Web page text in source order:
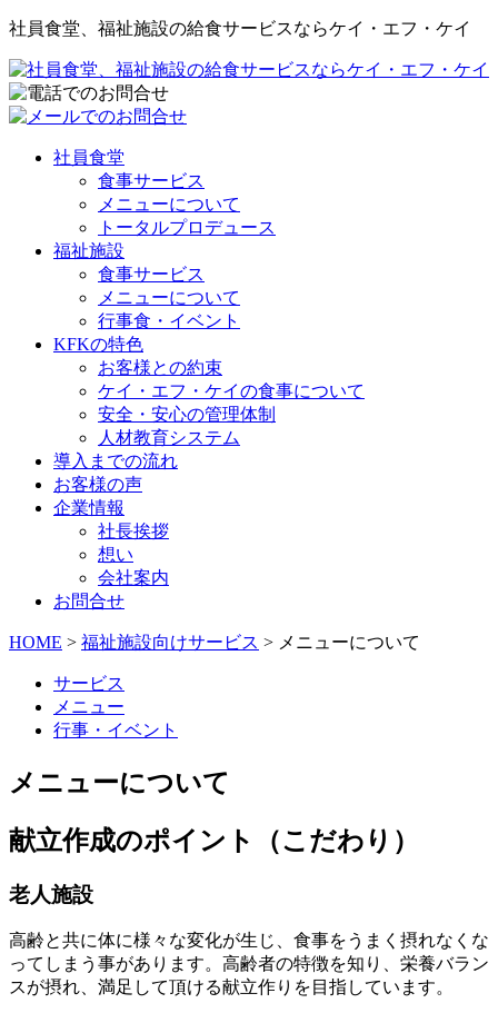
社員食堂、福祉施設の給食サービスならケイ・エフ・ケイ
社員食堂
食事サービス
メニューについて
トータルプロデュース
福祉施設
食事サービス
メニューについて
行事食・イベント
KFKの特色
お客様との約束
ケイ・エフ・ケイの食事について
安全・安心の管理体制
人材教育システム
導入までの流れ
お客様の声
企業情報
社長挨拶
想い
会社案内
お問合せ
HOME > 福祉施設向けサービス > メニューについて
サービス
メニュー
行事・イベント
メニューについて
献立作成のポイント（こだわり）
老人施設
高齢と共に体に様々な変化が生じ、食事をうまく摂れなくな
ってしまう事があります。高齢者の特徴を知り、栄養バラン
スが摂れ、満足して頂ける献立作りを目指しています。